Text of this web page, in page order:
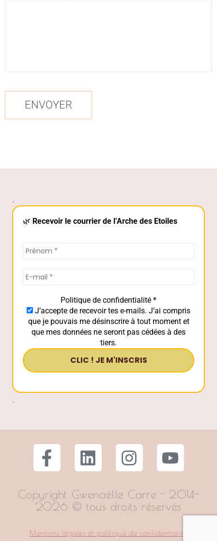
.
🌿 Recevoir le courrier de l’Arche des Etoiles
Politique de confidentialité *
J’accepte de recevoir tes e-mails. J’ai compris
que je pouvais me désinscrire à tout moment et
que mes données ne seront pas cédées à des
tiers.
.
Copyright Gwenaëlle Carre - 2014-
2026 © tous droits réservés
Mentions légales et politique de confidentialité